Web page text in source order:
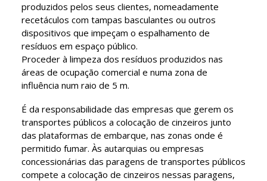
produzidos pelos seus clientes, nomeadamente
recetáculos com tampas basculantes ou outros
dispositivos que impeçam o espalhamento de
resíduos em espaço público.
Proceder à limpeza dos resíduos produzidos nas
áreas de ocupação comercial e numa zona de
influência num raio de 5 m.
É da responsabilidade das empresas que gerem os
transportes públicos a colocação de cinzeiros junto
das plataformas de embarque, nas zonas onde é
permitido fumar. Às autarquias ou empresas
concessionárias das paragens de transportes públicos
compete a colocação de cinzeiros nessas paragens,